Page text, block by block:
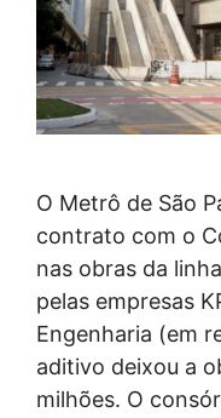
O Metrô de São
contrato com o
nas obras da
pelas empresas
Engenharia (em
aditivo deixou a
milhões. O